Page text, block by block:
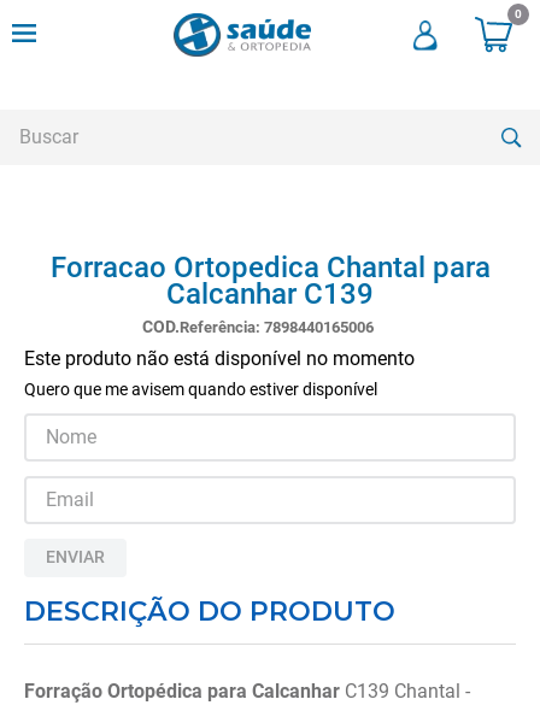
0
Forracao Ortopedica Chantal para
Calcanhar C139
Referência: 7898440165006
Este produto não está disponível no momento
Quero que me avisem quando estiver disponível
ENVIAR
DESCRIÇÃO DO PRODUTO
Forração Ortopédica para Calcanhar C139 Chantal -
andadores
meia compressao
3º
cadeira rodas
4º
bota imobilizadora
andador
6º
imobilizador joelho
7º
cadeira rodas agile
tipoia
9º
cadeira higienica
10º munique